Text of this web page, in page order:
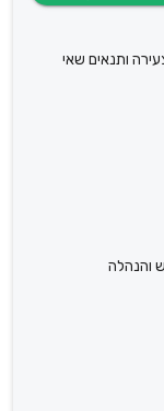
ותנאים שאי
והנהלה